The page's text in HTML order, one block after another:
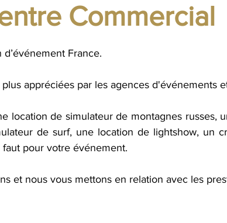
Commercial
France.
appréciées par les agences d'événements
location de simulateur de montagnes russes,
de surf, une location de lightshow, un
faut pour votre événement.
et nous vous mettons en relation avec les